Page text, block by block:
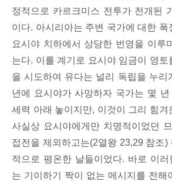
정적으로 카르크미스 전투가 전개된
이다. 아시리아는 주변 국가에 대한 폭
요시야 치하에서 상당한 번영을 이루
는다. 이를 계기로 요시야 임금이 영토
을 시도하여 유다는 널리 독립을 누리
년에 요시야가 사망하자 국가는 몇 년
세력 아래 놓이지만, 이것이 그리 힘겨
사실상 요시야에게만 치명적이었던
접전을 제외하고는(2열왕 23,29 참조)
적으로 평온한 날들이었다. 바로 이
는 기이하기 짝이 없는 메시지를 전해